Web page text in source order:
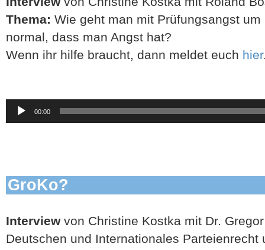
Thema: Wie geht man mit Prüfungsangst
normal, dass man Angst hat?
Wenn ihr hilfe braucht, dann meldet euch hier
Audio-
Player
00:00
GroKo?
Interview von Christine Kostka mit Dr.
Deutschen und Internationales Parteienrecht